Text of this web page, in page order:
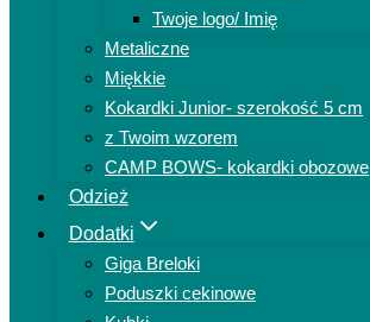
Twoje logo/ Imię
Metaliczne
Miękkie
Kokardki Junior- szerokość 5 cm
z Twoim wzorem
CAMP BOWS- kokardki obozowe
Odzież
Dodatki
Giga Breloki
Poduszki cekinowe